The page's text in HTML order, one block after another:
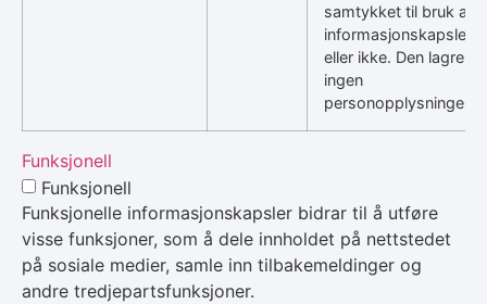
samtykket til bruk av
informasjonskapsler
eller ikke. Den lagrer
ingen
personopplysninger.
Funksjonell
Funksjonell
Funksjonelle informasjonskapsler bidrar til å utføre
visse funksjoner, som å dele innholdet på nettstedet
på sosiale medier, samle inn tilbakemeldinger og
andre tredjepartsfunksjoner.